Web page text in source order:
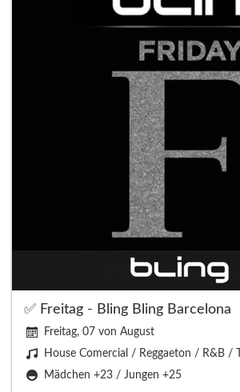
✅ Freitag - Bling Bling Barcelona
Freitag, 07 von August
House Comercial / Reggaeton / R&B /
Mädchen +23 / Jungen +25